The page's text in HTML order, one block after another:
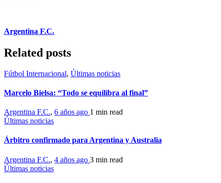
Argentina F.C.
Related posts
Fútbol Internacional, Últimas noticias
Marcelo Bielsa: “Todo se equilibra al final”
Argentina F.C., 6 años ago 1 min read
Últimas noticias
Árbitro confirmado para Argentina y Australia
Argentina F.C., 4 años ago 3 min read
Últimas noticias